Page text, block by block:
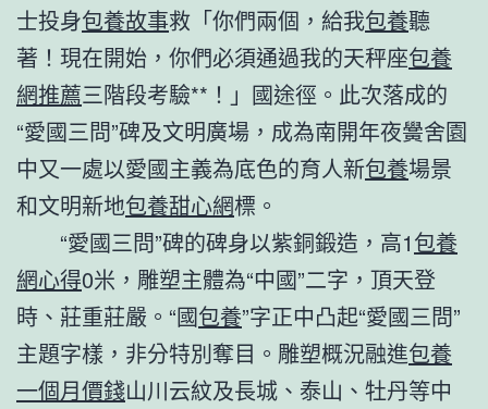
士投身包養故事救「你們兩個，給我包養聽
著！現在開始，你們必須通過我的天秤座包養
網推薦三階段考驗**！」國途徑。此次落成的
“愛國三問”碑及文明廣場，成為南開年夜黌舍園
中又一處以愛國主義為底色的育人新包養場景
和文明新地包養甜心網標。
“愛國三問”碑的碑身以紫銅鍛造，高1包養
網心得0米，雕塑主體為“中國”二字，頂天登
時、莊重莊嚴。“國包養”字正中凸起“愛國三問”
主題字樣，非分特別奪目。雕塑概況融進包養
一個月價錢山川云紋及長城、泰山、牡丹等中